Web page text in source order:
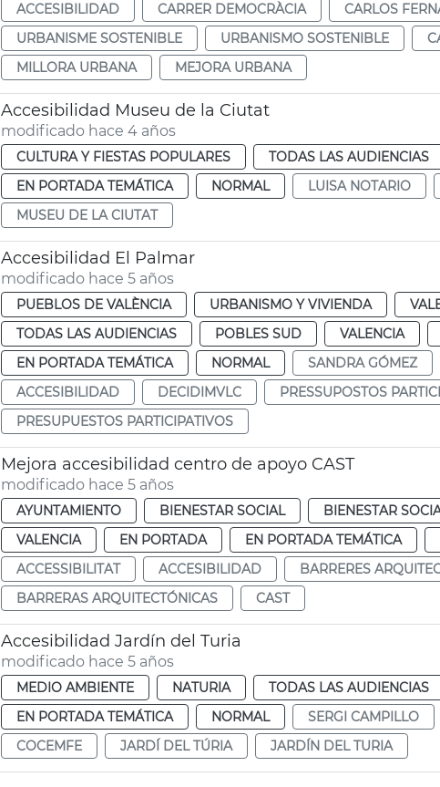
ACCESIBILIDAD
CARRER DEMOCRÀCIA
CARLOS
URBANISME SOSTENIBLE
URBANISMO SOSTENIBLE
MILLORA URBANA
MEJORA URBANA
Accesibilidad Museu de la Ciutat
modificado hace 4 años
CULTURA Y FIESTAS POPULARES TODAS LAS AUDIENCIAS
EN PORTADA TEMÁTICA
NORMAL LUISA NOTARIO
MUSEU DE LA CIUTAT
Accesibilidad El Palmar
modificado hace 5 años
PUEBLOS DE VALÈNCIA URBANISMO Y VIVIENDA
TODAS LAS AUDIENCIAS
POBLES SUD VALENCIA
EN PORTADA TEMÁTICA
NORMAL SANDRA GÓMEZ
ACCESIBILIDAD
DECIDIMVLC
PRESSUPOSTOS
PRESUPUESTOS PARTICIPATIVOS
Mejora accesibilidad centro de apoyo CAST
modificado hace 5 años
AYUNTAMIENTO BIENESTAR SOCIAL BIENESTAR
VALENCIA
EN PORTADA EN PORTADA TEMÁTICA
ACCESSIBILITAT
ACCESIBILIDAD
BARRERES
BARRERAS ARQUITECTÓNICAS
CAST
Accesibilidad Jardín del Turia
modificado hace 5 años
MEDIO AMBIENTE NATURIA TODAS LAS AUDIENCIAS
EN PORTADA TEMÁTICA
NORMAL SERGI CAMPILLO
COCEMFE
JARDÍ DEL TÚRIA JARDÍN DEL TURIA